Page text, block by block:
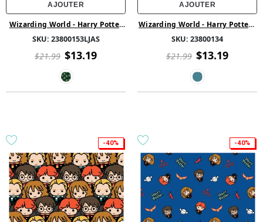
AJOUTER
Wizarding World - Harry Potter
Vert
SKU: 23800153LJAS
$21.99 $13.19
AJOUTER
Wizarding World - Harry Potter -
pâle
SKU: 23800134
$21.99 $13.19
-40% -40%